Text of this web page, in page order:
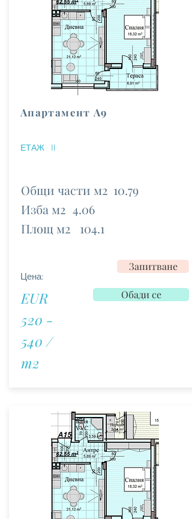
Апартамент А9
II
ЕТАЖ
Общи части м2
Изба м2
Площ м2
10.79
4.06
104.1
Цена:
EUR
520 -
540 /
m2
Запитване
Обади се